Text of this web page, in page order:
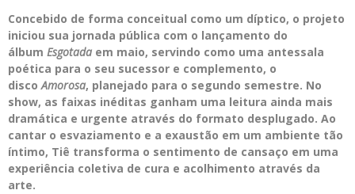
Concebido de forma conceitual como um díptico, o projeto
iniciou sua jornada pública com o lançamento do
álbum Esgotada em maio, servindo como uma antessala
poética para o seu sucessor e complemento, o
discoAmorosa, planejado para o segundo semestre. No
show, as faixas inéditas ganham uma leitura ainda mais
dramática e urgente através do formato desplugado. Ao
cantar o esvaziamento e a exaustão em um ambiente tão
íntimo, Tiê transforma o sentimento de cansaço em uma
experiência coletiva de cura e acolhimento através da
arte.